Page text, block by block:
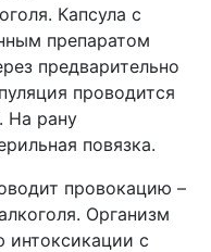
Капсула с
препаратом
предварительно
проводится
На рану
повязка.
провокацию –
Организм
интоксикации с